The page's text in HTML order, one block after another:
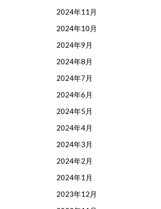
2024年11月
2024年10月
2024年9月
2024年8月
2024年7月
2024年6月
2024年5月
2024年4月
2024年3月
2024年2月
2024年1月
2023年12月